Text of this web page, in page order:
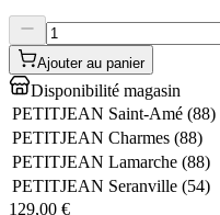
Ajouter au panier
Disponibilité magasin
PETITJEAN Saint-Amé (88)
PETITJEAN Charmes (88)
PETITJEAN Lamarche (88)
PETITJEAN Seranville (54)
129,00 €